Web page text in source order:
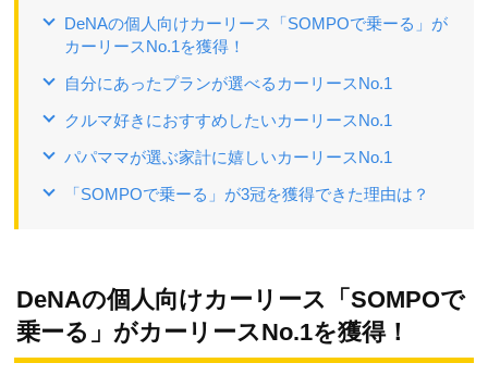
DeNAの個人向けカーリース「SOMPOで乗ーる」が
カーリースNo.1を獲得！
自分にあったプランが選べるカーリースNo.1
クルマ好きにおすすめしたいカーリースNo.1
パパママが選ぶ家計に嬉しいカーリースNo.1
「SOMPOで乗ーる」が3冠を獲得できた理由は？
DeNAの個人向けカーリース「SOMPOで
乗ーる」がカーリースNo.1を獲得！